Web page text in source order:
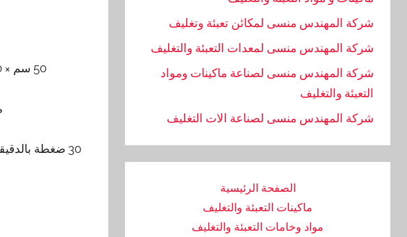
50 سم × 40 سم × ارتفاع 25 سم للغرقة الواحدة ذات الجناحين اى اربع اجنحة بمثابة اربعة ماكينات تقريبي
شركة المهندس منسى لمكائن تعبئة وتغليف
شركة المهندس منسى لمعدات التعبئة والتغليف
شركة المهندس منسى لصناعة ماكينات ومواد
التعبئة والتغليف
‏شركة المهندس منسى لصناعة الات التغليف
الصفحة الرئيسية
ماكينات التعبئة والتغليف
مواد وخامات التعبئة والتغليف